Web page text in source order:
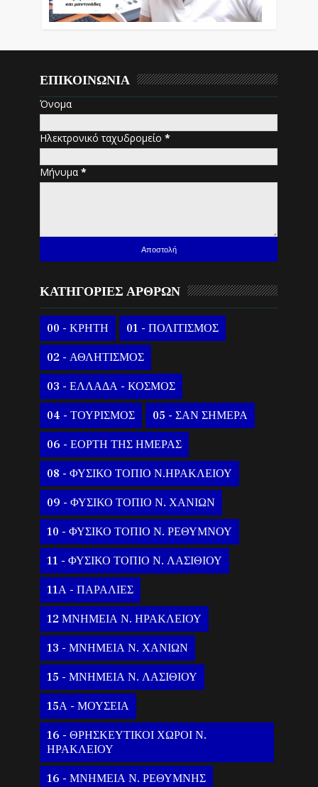
ΕΠΙΚΟΙΝΩΝΙΑ
Όνομα
Ηλεκτρονικό ταχυδρομείο*
Μήνυμα*
ΚΑΤΗΓΟΡΙΕΣ ΑΡΘΡΩΝ
00 - ΚΡΗΤΗ 01 - ΠΟΛΙΤΙΣΜΟΣ
02 - ΑΘΛΗΤΙΣΜΟΣ
03 - ΕΛΛΑΔΑ - ΚΟΣΜΟΣ
04 - ΤΟΥΡΙΣΜΟΣ 05 - ΣΑΝ ΣΗΜΕΡΑ
06 - ΕΟΡΤΗ ΤΗΣ ΗΜΕΡΑΣ
08 - ΦΥΣΙΚΟ ΤΟΠΙΟ Ν.ΗΡΑΚΛΕΙΟΥ
09 - ΦΥΣΙΚΟ ΤΟΠΙΟ Ν. ΧΑΝΙΩΝ
10 - ΦΥΣΙΚΟ ΤΟΠΙΟ Ν. ΡΕΘΥΜΝΟΥ
11 - ΦΥΣΙΚΟ ΤΟΠΙΟ Ν. ΛΑΣΙΘΙΟΥ
11Α - ΠΑΡΑΛΙΕΣ
12 ΜΝΗΜΕΙΑ Ν. ΗΡΑΚΛΕΙΟΥ
13 - ΜΝΗΜΕΙΑ Ν. ΧΑΝΙΩΝ
15 - ΜΝΗΜΕΙΑ Ν. ΛΑΣΙΘΙΟΥ
15Α - ΜΟΥΣΕΙΑ
16 - ΘΡΗΣΚΕΥΤΙΚΟΙ ΧΩΡΟΙ Ν.
ΗΡΑΚΛΕΙΟΥ
16 - ΜΝΗΜΕΙΑ Ν. ΡΕΘΥΜΝΗΣ